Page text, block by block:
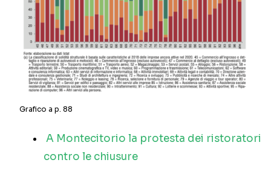
Grafico a p. 88
A Montecitorio la protesta dei ristoratori
contro le chiusure